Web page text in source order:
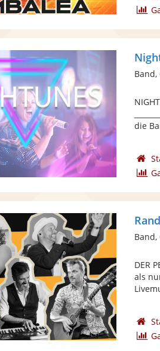
Band,
die
Band,
DER
als